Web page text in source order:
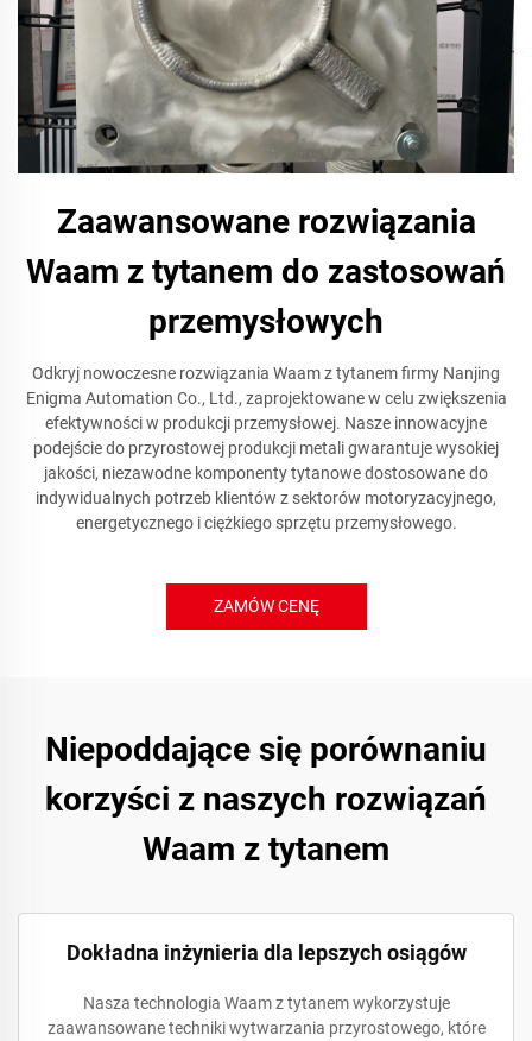
Zaawansowane rozwiązania
Waam z tytanem do zastosowań
przemysłowych
Odkryj nowoczesne rozwiązania Waam z tytanem firmy Nanjing
Enigma Automation Co., Ltd., zaprojektowane w celu zwiększenia
efektywności w produkcji przemysłowej. Nasze innowacyjne
podejście do przyrostowej produkcji metali gwarantuje wysokiej
jakości, niezawodne komponenty tytanowe dostosowane do
indywidualnych potrzeb klientów z sektorów motoryzacyjnego,
energetycznego i ciężkiego sprzętu przemysłowego.
ZAMÓW CENĘ
Niepoddające się porównaniu
korzyści z naszych rozwiązań
Waam z tytanem
Dokładna inżynieria dla lepszych osiągów
Nasza technologia Waam z tytanem wykorzystuje
zaawansowane techniki wytwarzania przyrostowego, które